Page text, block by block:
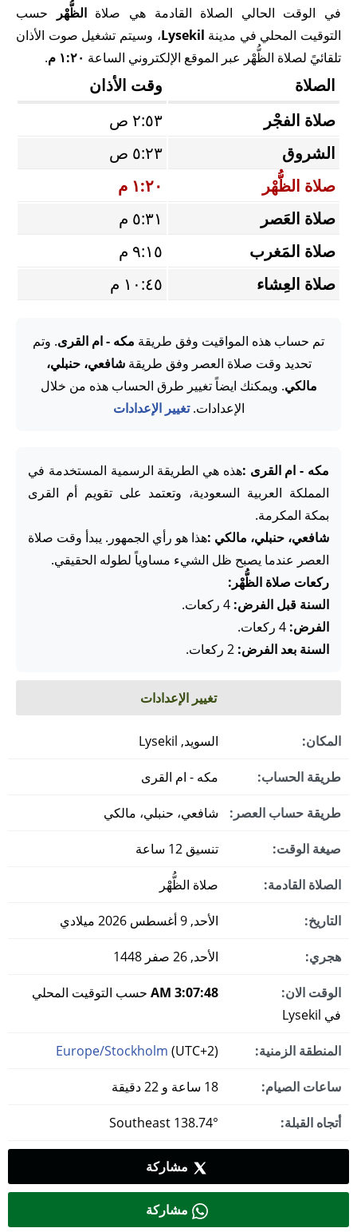
في الوقت الحالي الصلاة القادمة هي صلاةالظُّهْر
حسب
التوقيت المحلي في مدينة Lysekil، وسيتم تشغيل صوت الأذان
تلقائيً لصلاة الظُّهْر عبر الموقع الإلكتروني الساعة ١:٢٠ م .
الصلاة
وقت الأذان
صلاة الفجْر
٢:٥٣ ص
الشروق
٥:٢٣ ص
صلاة الظُّهْر
١:٢٠ م
صلاة العَصر
٥:٣١ م
صلاة المَغرب
٩:١٥ م
صلاة العِشاء
١٠:٤٥ م
تم حساب هذه المواقيت وفق طريقة مكه - ام القرى. وتم
تحديد وقت صلاة العصر وفق طريقةشافعي، حنبلي،
مالكي. ويمكنك ايضاً تغيير طرق الحساب هذه من خلال
الإعدادات.تغيير الإعدادات
مكه - ام القرى :هذه هي الطريقة الرسمية المستخدمة في
المملكة العربية السعودية، وتعتمد على تقويم أم القرى
بمكة المكرمة.
شافعي، حنبلي، مالكي :هذا هو رأي الجمهور. يبدأ وقت صلاة
العصر عندما يصبح ظل الشيء مساوياً لطوله الحقيقي.
ركعات صلاة الظُّهْر:
السنة قبل الفرض:
الفرض:
السنة بعد الفرض:
تغيير الإعدادات
المكان: السويد, Lysekil
طريقة الحساب: مكه - ام القرى
طريقة حساب العصر: شافعي، حنبلي، مالكي
صيغة الوقت: تنسيق 12 ساعة
الصلاة القادمة: صلاة الظُّهْر
التاريخ: الأحد, 9 أغسطس 2026 ميلادي
هجري: الأحد, 26 صفر 1448
الوقت الان: 3:07:49 AM
حسب التوقيت المحلي
في Lysekil
المنطقة الزمنية: Europe/Stockholm (UTC+2)
ساعات الصيام:
أتجاه القبلة:
مشاركة
مشاركة